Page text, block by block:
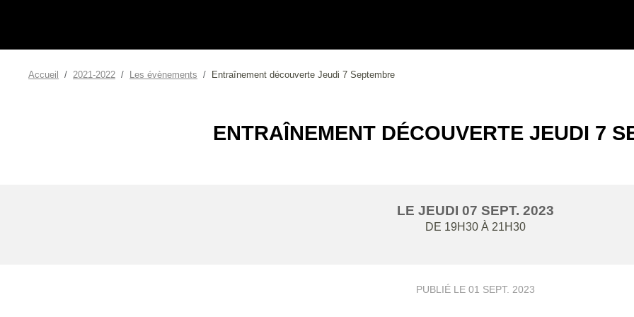
Accueil 2021-2022 Les évènements Entraînement découverte Jeudi 7 Septembre
ENTRAÎNEMENT DÉCOUVERTE JEUDI 7
LE JEUDI 07 SEPT. 2023
DE 19H30 À 21H30
PUBLIÉ LE 01 SEPT. 2023